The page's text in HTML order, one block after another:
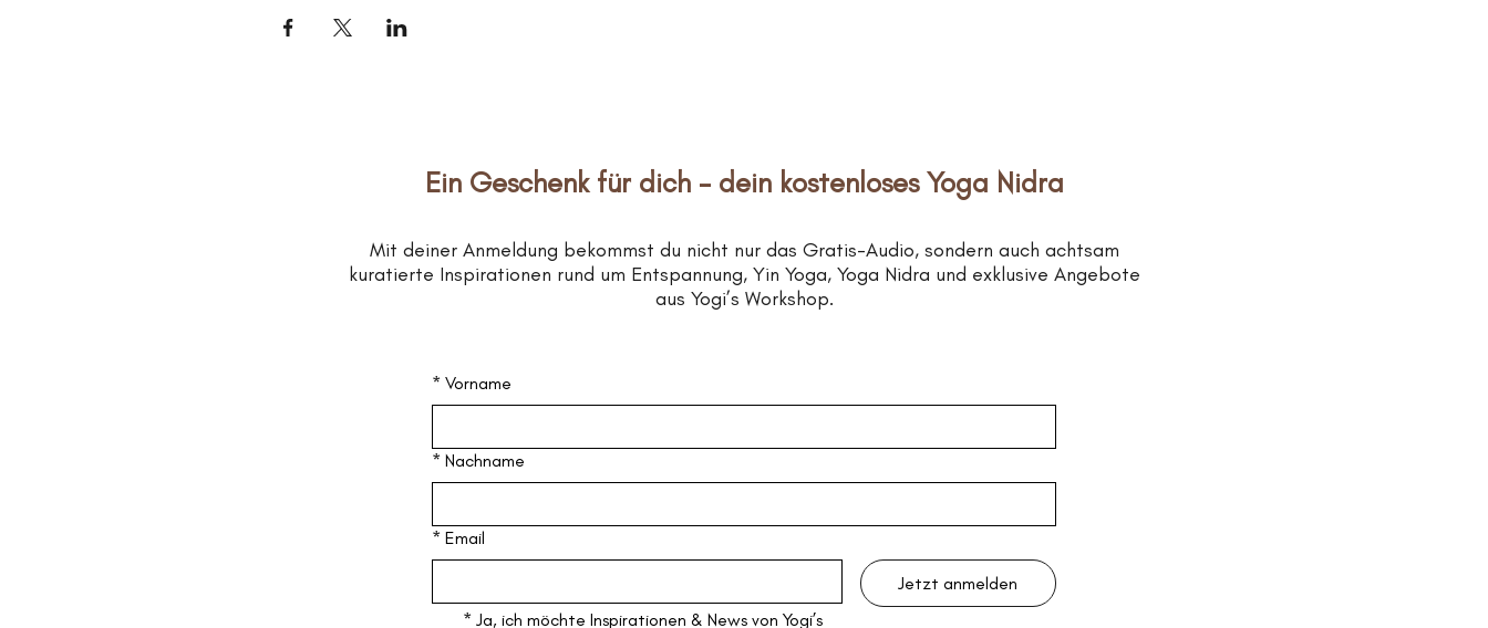
Ein Geschenk für dich – dein kostenloses Yoga Nidra
Mit deiner Anmeldung bekommst du nicht nur das Gratis-Audio, sondern auch achtsam
kuratierte Inspirationen rund um Entspannung, Yin Yoga, Yoga Nidra und exklusive Angebote
aus Yogi’s Workshop.
* Vorname
* Nachname
* Email
Jetzt anmelden
* Ja, ich möchte Inspirationen & News von Yogi’s